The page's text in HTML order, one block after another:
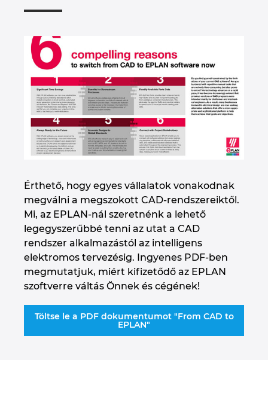
Érthető, hogy egyes vállalatok vonakodnak
megválni a megszokott CAD-rendszereiktől.
Mi, az EPLAN-nál szeretnénk a lehető
legegyszerűbbé tenni az utat a CAD
rendszer alkalmazástól az intelligens
elektromos tervezésig. Ingyenes PDF-ben
megmutatjuk, miért kifizetődő az EPLAN
szoftverre váltás Önnek és cégének!
Töltse le a PDF dokumentumot "From CAD to
EPLAN"